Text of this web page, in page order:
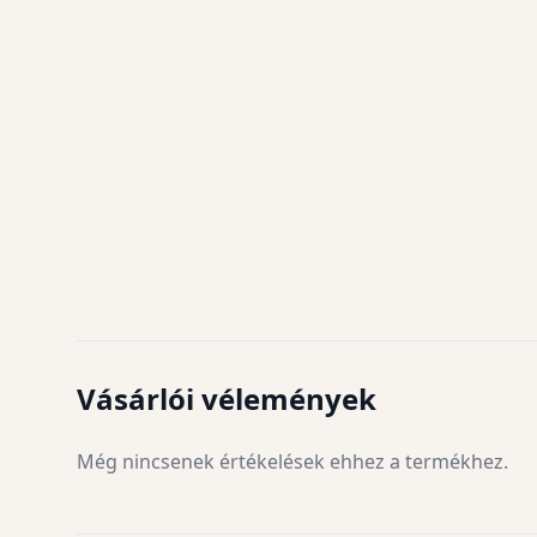
Vásárlói vélemények
Még nincsenek értékelések ehhez a termékhez.